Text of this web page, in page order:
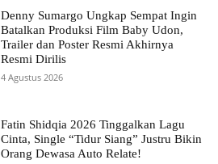
Denny Sumargo Ungkap Sempat Ingin
Batalkan Produksi Film Baby Udon,
Trailer dan Poster Resmi Akhirnya
Resmi Dirilis
4 Agustus 2026
Fatin Shidqia 2026 Tinggalkan Lagu
Cinta, Single “Tidur Siang” Justru Bikin
Orang Dewasa Auto Relate!